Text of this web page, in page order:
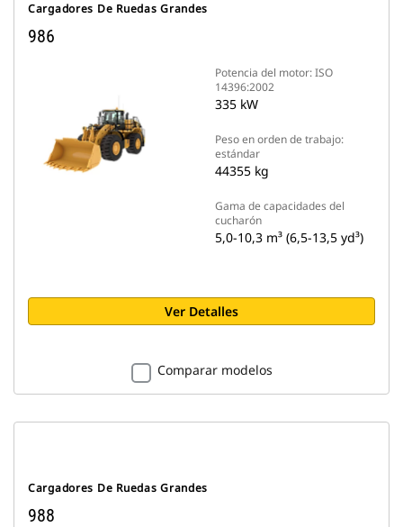
Cargadores De Ruedas Grandes
986
Potencia del motor: ISO
14396:2002
335 kW
Peso en orden de trabajo:
estándar
44355 kg
Gama de capacidades del
cucharón
5,0-10,3 m³ (6,5-13,5 yd³)
Ver Detalles
Comparar modelos
Cargadores De Ruedas Grandes
988